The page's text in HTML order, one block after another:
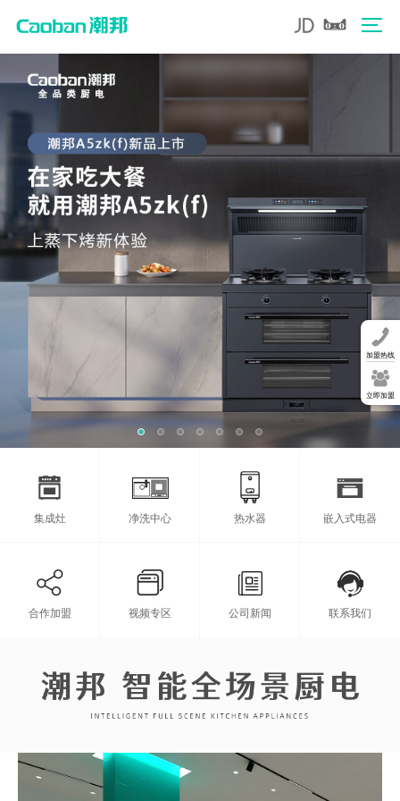
集成灶 净洗中心 热水器 嵌入式电器
合作加盟 视频专区 公司新闻 联系我们
加盟热线
立即加盟